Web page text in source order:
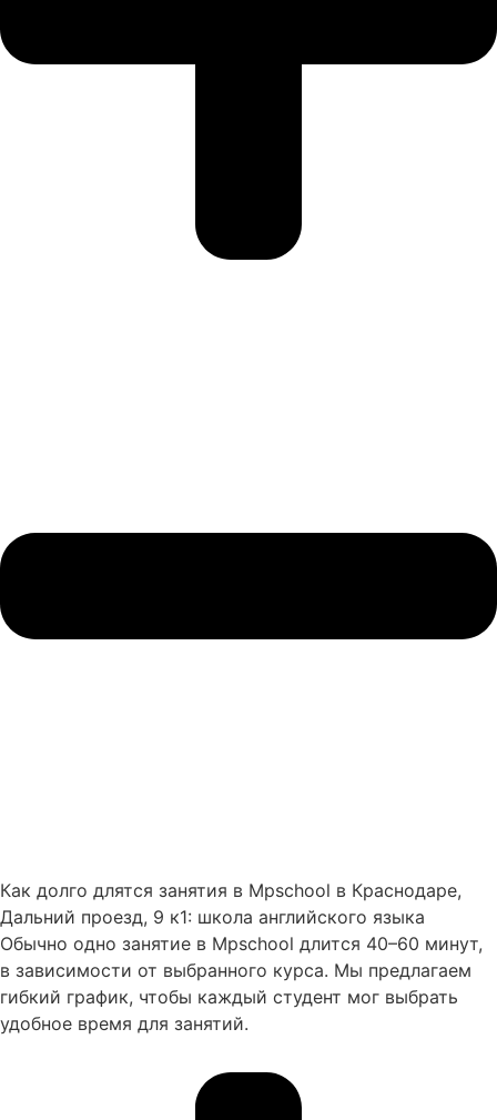
Как долго длятся занятия в Mpschool в Краснодаре,
Дальний проезд, 9 к1: школа английского языка
Обычно одно занятие в Mpschool длится 40–60 минут,
в зависимости от выбранного курса. Мы предлагаем
гибкий график, чтобы каждый студент мог выбрать
удобное время для занятий.